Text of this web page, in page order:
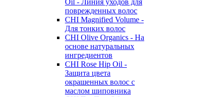
Oil - Линия уходов для
поврежденных волос
CHI Magnified Volume -
Для тонких волос
CHI Olive Organics - На
основе натуральных
ингредиентов
CHI Rose Hip Oil -
Защита цвета
окрашенных волос с
маслом шиповника